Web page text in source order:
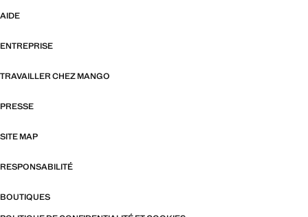
AIDE
ENTREPRISE
TRAVAILLER CHEZ MANGO
PRESSE
SITE MAP
RESPONSABILITÉ
BOUTIQUES